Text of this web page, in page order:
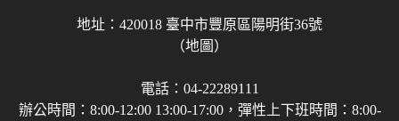
地址：420018 臺中市豐原區陽明街36號
（地圖）
電話：04-22289111
辦公時間：8:00-12:00 13:00-17:00，彈性上下班時間：8:00-